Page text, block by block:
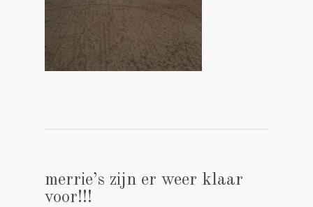
merrie’s zijn er weer klaar
voor!!!